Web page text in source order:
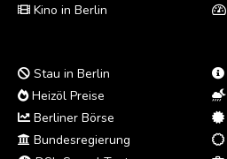
Kino in Berlin
Stau in Berlin
Heizöl Preise
Berliner Börse
Bundesregierung